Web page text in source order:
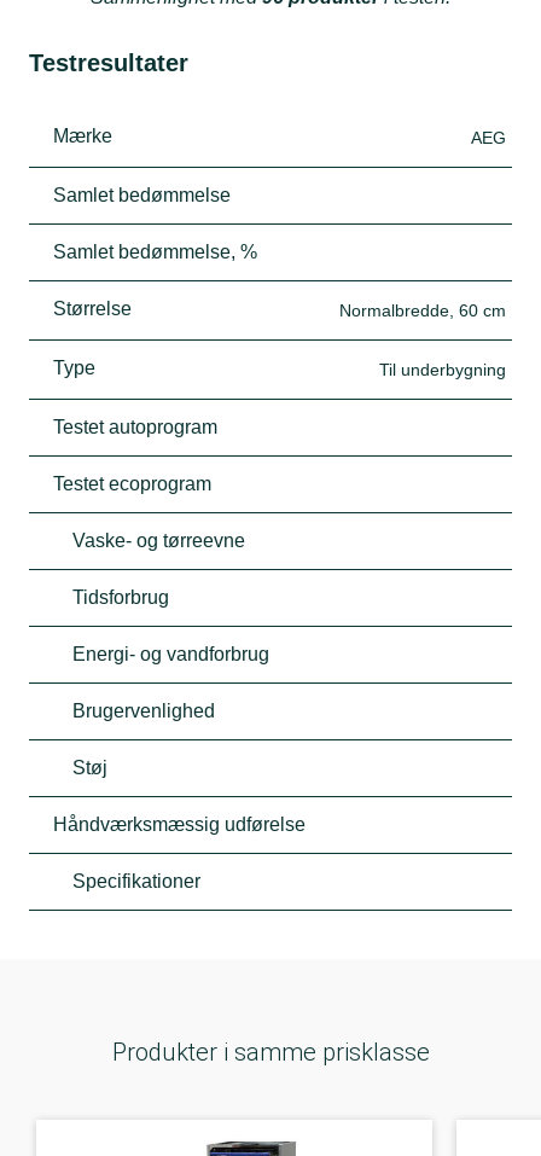
Testresultater
Mærke AEG
Samlet bedømmelse
Samlet bedømmelse, %
Størrelse Normalbredde, 60 cm
Type Til underbygning
Testet autoprogram
Testet ecoprogram
Vaske- og tørreevne
Tidsforbrug
Energi- og vandforbrug
Brugervenlighed
Støj
Håndværksmæssig udførelse
Specifikationer
Produkter i samme prisklasse